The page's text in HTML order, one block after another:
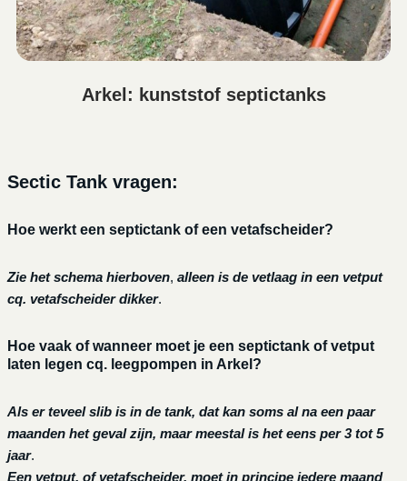
Arkel: kunststof septictanks
Sectic Tank vragen:
Hoe werkt een septictank of een vetafscheider?
Zie het schema hierboven, alleen is de vetlaag in een vetput
cq. vetafscheider dikker.
Hoe vaak of wanneer moet je een septictank of vetput
laten legen cq. leegpompen in Arkel?
Als er teveel slib is in de tank, dat kan soms al na een paar
maanden het geval zijn, maar meestal is het eens per 3 tot 5
jaar.
Een vetput, of vetafscheider, moet in principe iedere maand